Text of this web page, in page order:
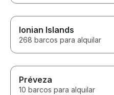
Ionian Islands
268 barcos para alquilar
Préveza
10 barcos para alquilar